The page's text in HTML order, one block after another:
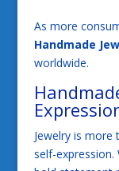
As more
Handmade
worldwide.
Jewelry is
self-